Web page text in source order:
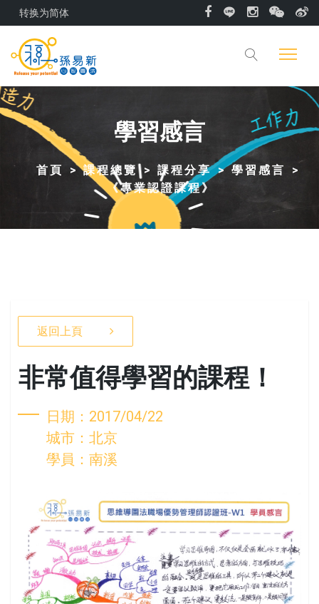
转换为简体
學習感言
首頁 課程總覽 課程分享
學習感言
《專業認證課程》
返回上頁
非常值得學習的課程！
日期：2017/04/22
城市：北京
學員：南溪